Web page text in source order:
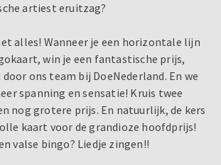
artiest eruitzag?
alles! Wanneer je een horizontale lijn
win je een fantastische prijs,
ons team bij DoeNederland. En we
spanning en sensatie! Kruis twee
nog grotere prijs. En natuurlijk, de kers
kaart voor de grandioze hoofdprijs!
valse bingo? Liedje zingen!!